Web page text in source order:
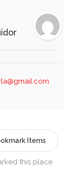
Items
this place